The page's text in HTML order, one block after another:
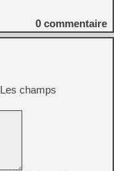
0 commentaire
Les champs